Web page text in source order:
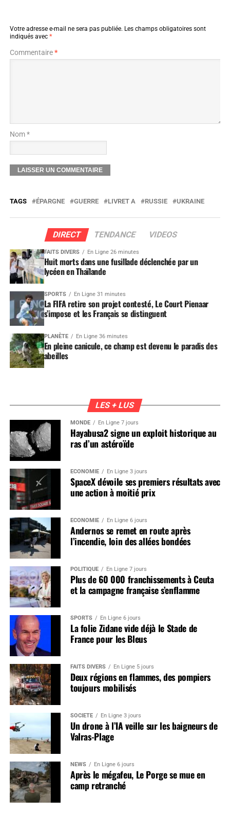
Votre adresse e-mail ne sera pas publiée. Les champs obligatoires sont
indiqués avec *
Commentaire*
Nom *
TAGS ÉPARGNE GUERRE LIVRET A RUSSIE UKRAINE
DIRECT TENDANCE VIDEOS
FAITS DIVERS En Ligne 26 minutes
Huit morts dans une fusillade déclenchée par un
lycéen en Thaïlande
SPORTS En Ligne 31 minutes
La FIFA retire son projet contesté, Le Court Pienaar
s’impose et les Français se distinguent
PLANÈTE En Ligne 36 minutes
En pleine canicule, ce champ est devenu le paradis des
abeilles
LES + LUS
MONDE En Ligne 7 jours
Hayabusa2 signe un exploit historique au
ras d’un astéroïde
ÉCONOMIE En Ligne 3 jours
SpaceX dévoile ses premiers résultats avec
une action à moitié prix
ÉCONOMIE En Ligne 6 jours
Andernos se remet en route après
l’incendie, loin des allées bondées
POLITIQUE En Ligne 7 jours
Plus de 60 000 franchissements à Ceuta
et la campagne française s’enflamme
SPORTS En Ligne 6 jours
La folie Zidane vide déjà le Stade de
France pour les Bleus
FAITS DIVERS En Ligne 5 jours
Deux régions en flammes, des pompiers
toujours mobilisés
SOCIÉTÉ En Ligne 3 jours
Un drone à l’IA veille sur les baigneurs de
Valras-Plage
NEWS En Ligne 6 jours
Après le mégafeu, Le Porge se mue en
camp retranché